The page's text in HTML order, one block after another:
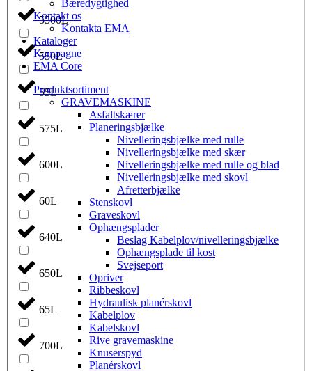
5500L
550L
55L
575L
600L
60L
640L
650L
65L
700L
Bæredygtighed
Kontakt os
Kontakta EMA
Kataloger
Kampagne
EMA Core
Produktsortiment
GRAVEMASKINE
Asfaltskærer
Planeringsbjælke
Nivelleringsbjælke med rulle
Nivelleringsbjælke med skær
Nivelleringsbjælke med rulle og blad
Nivelleringsbjælke med skovl
Afretterbjælke
Stenskovl
Graveskovl
Ophængsplader
Beslag Kabelplov/nivelleringsbjælke
Ophængsplade til kost
Svejseport
Opriver
Ribbeskovl
Hydraulisk planérskovl
Kabelplov
Kabelskovl
Rive gravemaskine
Knuserspyd
Planérskovl